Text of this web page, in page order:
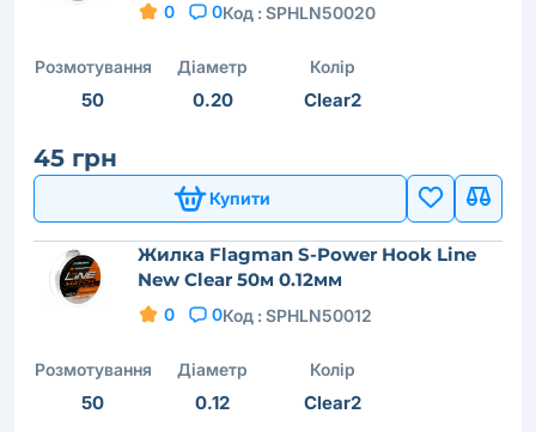
0 0Код : SPHLN50020
Розмотування
50
Діаметр
0.20
Колір
Clear2
45 грн
Купити
Жилка Flagman S-Power Hook Line
New Clear 50м 0.12мм
0 0Код : SPHLN50012
Розмотування
50
Діаметр
0.12
Колір
Clear2